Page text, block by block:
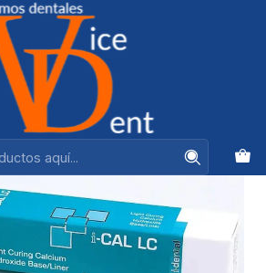
Ventas +56944575313
BASE LINER I-CAL LC